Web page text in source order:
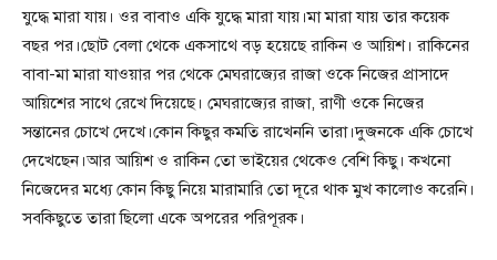
যুদ্ধে মারা যায়। ওর বাবাও একি যুদ্ধে মারা যায়।মা মারা যায় তার কয়েক
বছর পর।ছোট বেলা থেকে একসাথে বড় হয়েছে রাকিন ও আয়িশ। রাকিনের
বাবা-মা মারা যাওয়ার পর থেকে মেঘরাজ্যের রাজা ওকে নিজের প্রাসাদে
আয়িশের সাথে রেখে দিয়েছে। মেঘরাজ্যের রাজা, রাণী ওকে নিজের
সন্তানের চোখে দেখে।কোন কিছুর কমতি রাখেননি তারা।দুজনকে একি চোখে
দেখেছেন।আর আয়িশ ও রাকিন তো ভাইয়ের থেকেও বেশি কিছু। কখনো
নিজেদের মধ্যে কোন কিছু নিয়ে মারামারি তো দূরে থাক মুখ কালোও করেনি।
সবকিছুতে তারা ছিলো একে অপরের পরিপূরক।